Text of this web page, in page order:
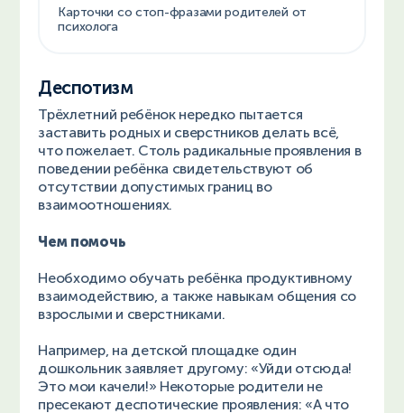
Карточки со стоп-фразами родителей от
психолога
Деспотизм
Трёхлетний ребёнок нередко пытается
заставить родных и сверстников делать всё,
что пожелает. Столь радикальные проявления в
поведении ребёнка свидетельствуют об
отсутствии допустимых границ во
взаимоотношениях.
Чем помочь
Необходимо обучать ребёнка продуктивному
взаимодействию, а также навыкам общения со
взрослыми и сверстниками.
Например, на детской площадке один
дошкольник заявляет другому: «Уйди отсюда!
Это мои качели!» Некоторые родители не
пресекают деспотические проявления: «А что